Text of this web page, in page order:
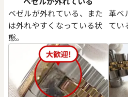
ベゼルが外れている、また
は外れやすくなっている状
態。
革ベ
てい